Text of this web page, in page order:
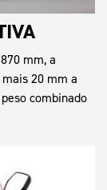
mm, a
20 mm a
combinado